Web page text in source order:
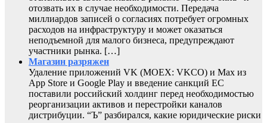
отозвать их в случае необходимости. Передача
миллиардов записей о согласиях потребует огромных
расходов на инфраструктуру и может оказаться
неподъемной для малого бизнеса, предупреждают
участники рынка. […]
Магазин разряжен
Удаление приложений VK (MOEX: VKCO) и Max из
App Store и Google Play и введение санкций ЕС
поставили российский холдинг перед необходимостью
реорганизации активов и перестройки каналов
дистрибуции. “Ъ” разбирался, какие юридические риски